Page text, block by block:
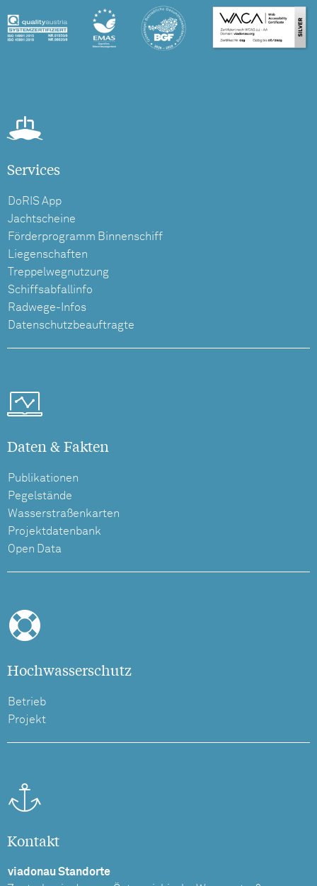
Services
DoRIS App
Jachtscheine
Förderprogramm Binnenschiff
Liegenschaften
Treppelwegnutzung
Schiffsabfallinfo
Radwege-Infos
Datenschutzbeauftragte
Daten & Fakten
Publikationen
Pegelstände
Wasserstraßenkarten
Projektdatenbank
Open Data
Hochwasserschutz
Betrieb
Projekt
Kontakt
viadonau Standorte